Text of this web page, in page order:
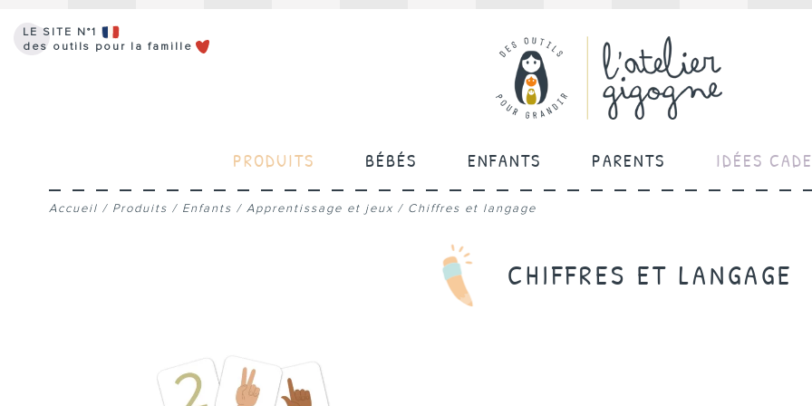
PRODUITS BÉBÉS ENFANTS PARENTS IDÉES
LE SITE N°1
des outils pour la famille
Accueil / Produits / Enfants / Apprentissage et jeux / Chiffres et langage
CHIFFRES ET LANGAGE